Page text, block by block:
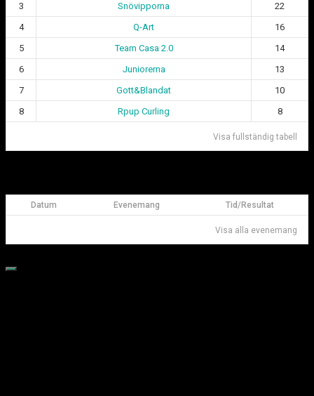
3
Snövipporna
22
4
Q-Art
16
5
Team Casa 2.0
14
6
Juniorerna
13
7
Gott&Blandat
10
8
Rpup Curling 8
Visa fullständig tabell
Datum Evenemang Tid/Resultat
Visa alla evenemang